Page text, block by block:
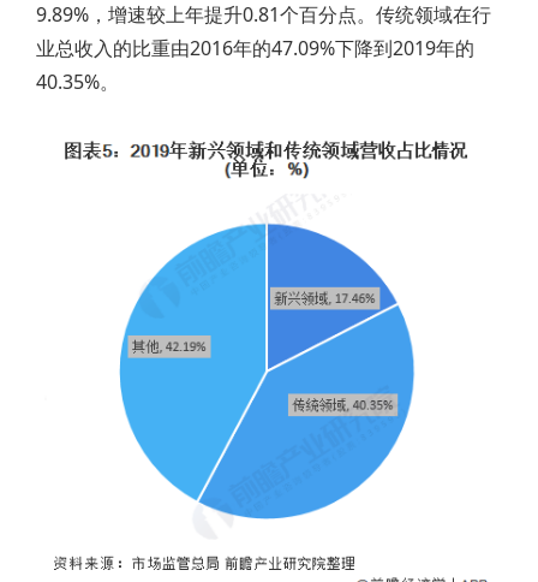
9.89%，增速较上年提升0.81个百分点。传统领域在行
业总收入的比重由2016年的47.09%下降到2019年的
40.35%。